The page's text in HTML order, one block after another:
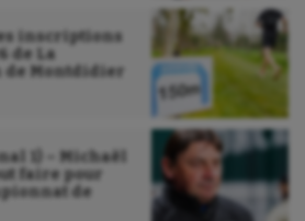
Les inscriptions
de La
de Montdidier
1) – Michaël
faire pour
de